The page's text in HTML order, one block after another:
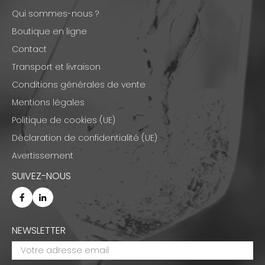
Qui sommes-nous ?
Boutique en ligne
Contact
Transport et livraison
Conditions générales de vente
Mentions légales
Politique de cookies (UE)
Déclaration de confidentialité (UE)
Avertissement
SUIVEZ-NOUS
NEWSLETTER